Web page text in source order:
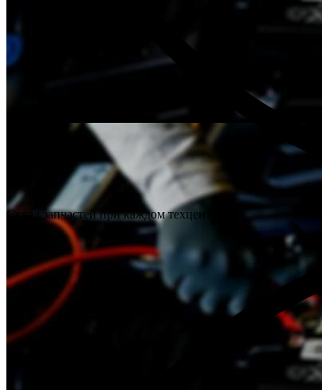
Склад запчастей при каждом техцентре